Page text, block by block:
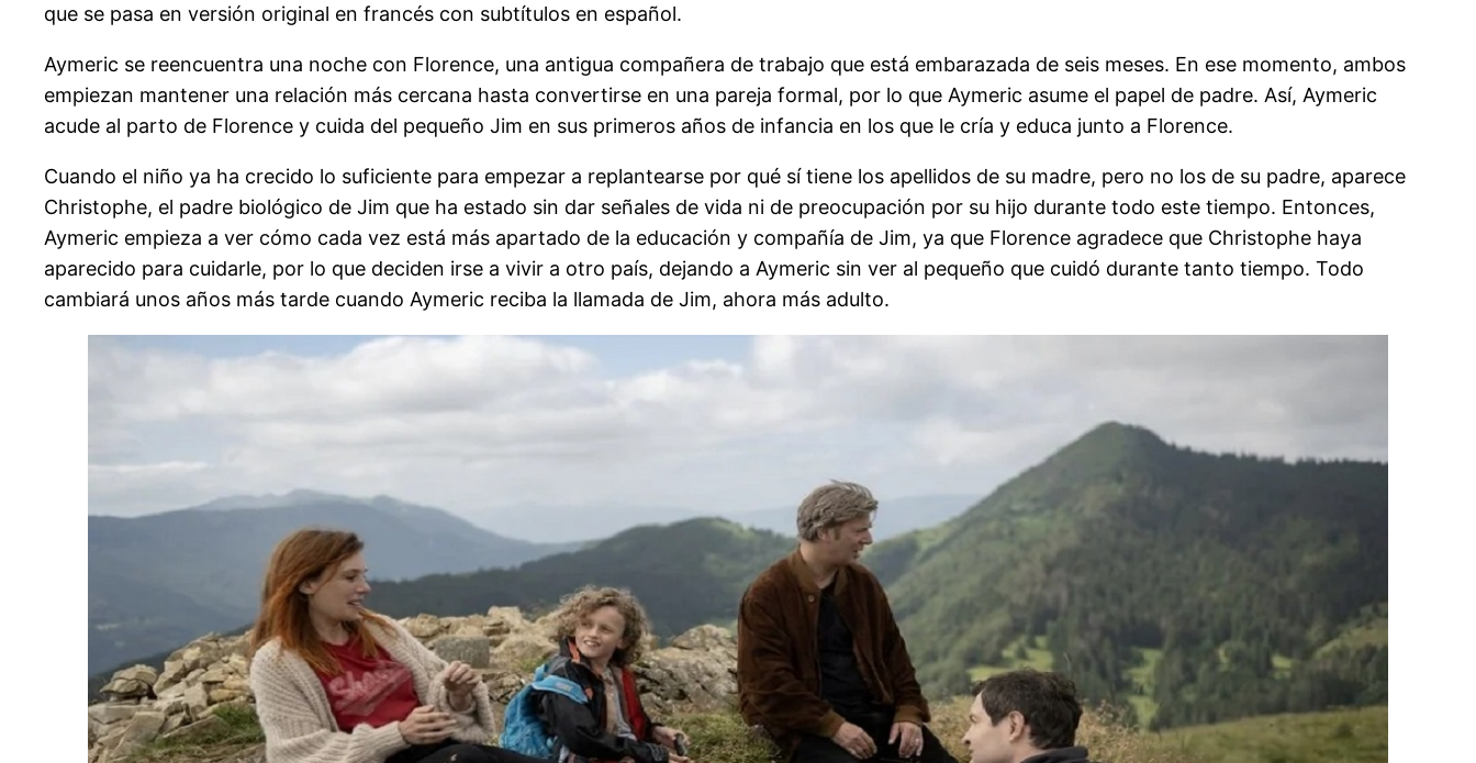
que se pasa en versión original en francés con subtítulos en español.
Aymeric se reencuentra una noche con Florence, una antigua compañera de trabajo que está embarazada de seis meses. En ese momento, ambos
empiezan mantener una relación más cercana hasta convertirse en una pareja formal, por lo que Aymeric asume el papel de padre. Así, Aymeric
acude al parto de Florence y cuida del pequeño Jim en sus primeros años de infancia en los que le cría y educa junto a Florence.
Cuando el niño ya ha crecido lo suficiente para empezar a replantearse por qué sí tiene los apellidos de su madre, pero no los de su padre, aparece
Christophe, el padre biológico de Jim que ha estado sin dar señales de vida ni de preocupación por su hijo durante todo este tiempo. Entonces,
Aymeric empieza a ver cómo cada vez está más apartado de la educación y compañía de Jim, ya que Florence agradece que Christophe haya
aparecido para cuidarle, por lo que deciden irse a vivir a otro país, dejando a Aymeric sin ver al pequeño que cuidó durante tanto tiempo. Todo
cambiará unos años más tarde cuando Aymeric reciba la llamada de Jim, ahora más adulto.